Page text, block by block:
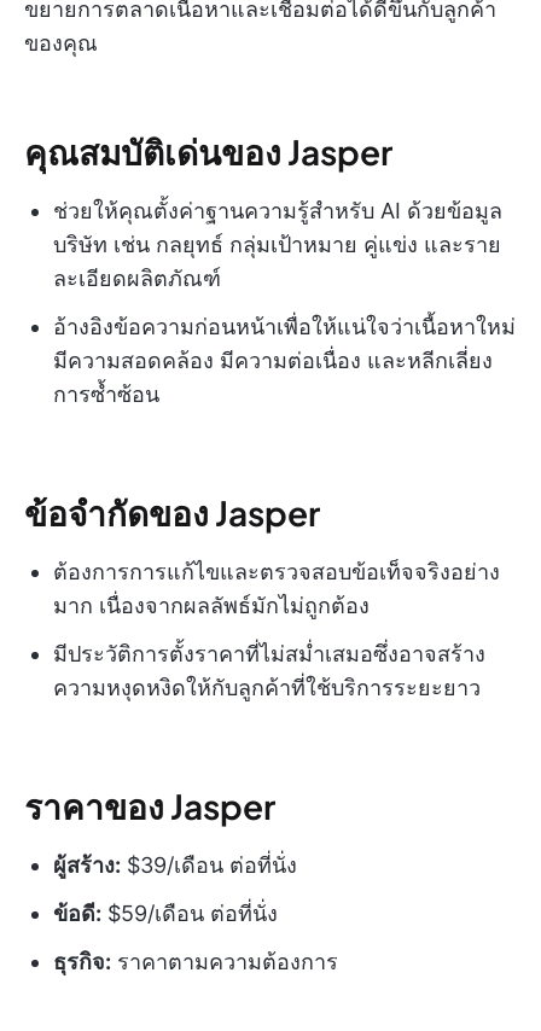
ขยายการตลาดเนื้อหาและเชื่อมต่อได้ดีขึ้นกับลูกค้า
ของคุณ
คุณสมบัติเด่นของ Jasper
ช่วยให้คุณตั้งค่าฐานความรู้สำหรับ AI ด้วยข้อมูล
บริษัท เช่น กลยุทธ์ กลุ่มเป้าหมาย คู่แข่ง และราย
ละเอียดผลิตภัณฑ์
อ้างอิงข้อความก่อนหน้าเพื่อให้แน่ใจว่าเนื้อหาใหม่
มีความสอดคล้อง มีความต่อเนื่อง และหลีกเลี่ยง
การซ้ำซ้อน
ข้อจำกัดของ Jasper
ต้องการการแก้ไขและตรวจสอบข้อเท็จจริงอย่าง
มาก เนื่องจากผลลัพธ์มักไม่ถูกต้อง
มีประวัติการตั้งราคาที่ไม่สม่ำเสมอซึ่งอาจสร้าง
ความหงุดหงิดให้กับลูกค้าที่ใช้บริการระยะยาว
ราคาของ Jasper
ผู้สร้าง: $39/เดือน ต่อที่นั่ง
ข้อดี: $59/เดือน ต่อที่นั่ง
ธุรกิจ: ราคาตามความต้องการ